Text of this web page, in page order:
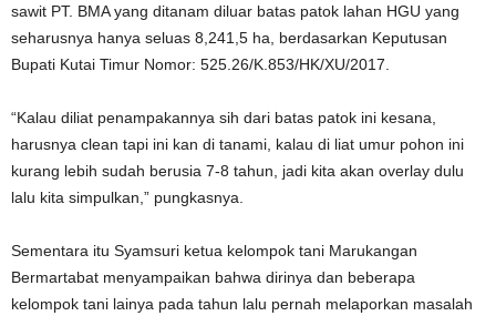
sawit PT. BMA yang ditanam diluar batas patok lahan HGU yang
seharusnya hanya seluas 8,241,5 ha, berdasarkan Keputusan
Bupati Kutai Timur Nomor: 525.26/K.853/HK/XU/2017.
“Kalau diliat penampakannya sih dari batas patok ini kesana,
harusnya clean tapi ini kan di tanami, kalau di liat umur pohon ini
kurang lebih sudah berusia 7-8 tahun, jadi kita akan overlay dulu
lalu kita simpulkan,” pungkasnya.
Sementara itu Syamsuri ketua kelompok tani Marukangan
Bermartabat menyampaikan bahwa dirinya dan beberapa
kelompok tani lainya pada tahun lalu pernah melaporkan masalah